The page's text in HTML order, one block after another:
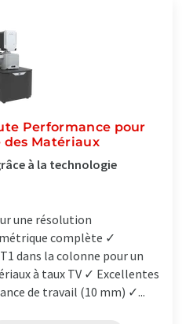
Performance pour
des Matériaux
à la technologie
une résolution
complète ✓
dans la colonne pour un
à taux TV ✓ Excellentes
de travail (10 mm) ✓...